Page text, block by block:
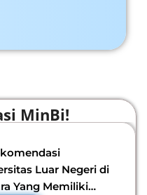
MinBi!
Luar Negeri di
Yang Memiliki